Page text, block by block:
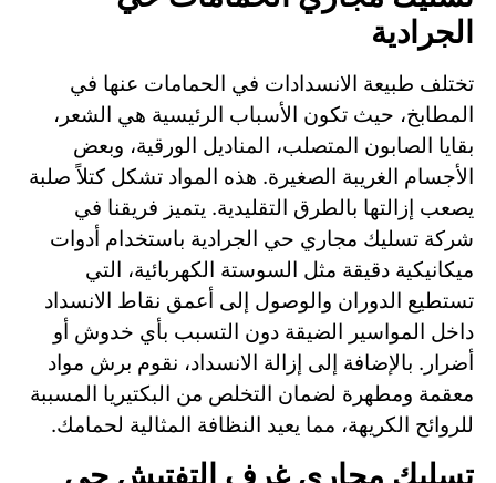
الجرادية
تختلف طبيعة الانسدادات في الحمامات عنها في
المطابخ، حيث تكون الأسباب الرئيسية هي الشعر،
بقايا الصابون المتصلب، المناديل الورقية، وبعض
الأجسام الغريبة الصغيرة. هذه المواد تشكل كتلاً صلبة
يصعب إزالتها بالطرق التقليدية. يتميز فريقنا في
شركة تسليك مجاري حي الجرادية باستخدام أدوات
ميكانيكية دقيقة مثل السوستة الكهربائية، التي
تستطيع الدوران والوصول إلى أعمق نقاط الانسداد
داخل المواسير الضيقة دون التسبب بأي خدوش أو
أضرار. بالإضافة إلى إزالة الانسداد، نقوم برش مواد
معقمة ومطهرة لضمان التخلص من البكتيريا المسببة
للروائح الكريهة، مما يعيد النظافة المثالية لحمامك.
تسليك مجاري غرف التفتيش حي